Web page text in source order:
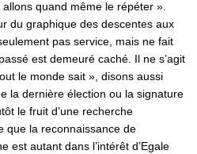
quand même le répéter ».
du graphique des descentes aux
pas service, mais ne fait
est demeuré caché. Il ne s’agit
le monde sait », disons aussi
la dernière élection ou la signature
le fruit d’une recherche
que la reconnaissance de
est autant dans l’intérêt d’Egale